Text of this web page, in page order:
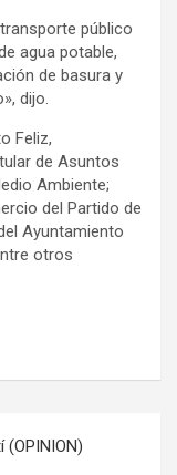
público
agua potable,
de basura y
dijo.
Feliz,
de Asuntos
Ambiente;
del Partido de
Ayuntamiento
otros